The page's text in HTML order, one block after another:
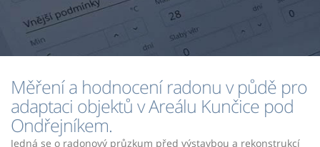
Měření a hodnocení radonu v půdě pro
adaptaci objektů v Areálu Kunčice pod
Ondřejníkem.
Jedná se o radonový průzkum před výstavbou a rekonstrukcí